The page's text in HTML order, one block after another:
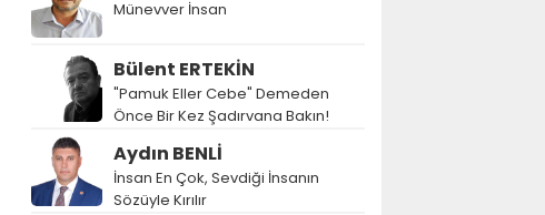
Münevver İnsan
Bülent ERTEKİN
"Pamuk Eller Cebe" Demeden
Önce Bir Kez Şadırvana Bakın!
Aydın BENLİ
İnsan En Çok, Sevdiği İnsanın
Sözüyle Kırılır